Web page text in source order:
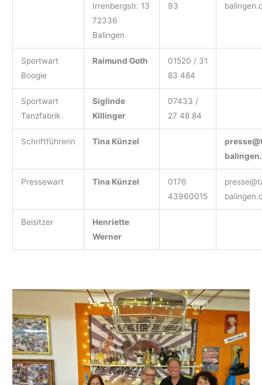
Irrenbergstr. 13
72336
Balingen
93
Sportwart
Boogie
Raimund Goth
01520 / 31
83 484
Sportwart
Tanzfabrik
Siglinde
Killinger
07433 /
27 48 84
Schriftführerin Tina Künzel
Pressewart Tina Künzel
0176
43960015
Beisitzer
Henriette
Werner